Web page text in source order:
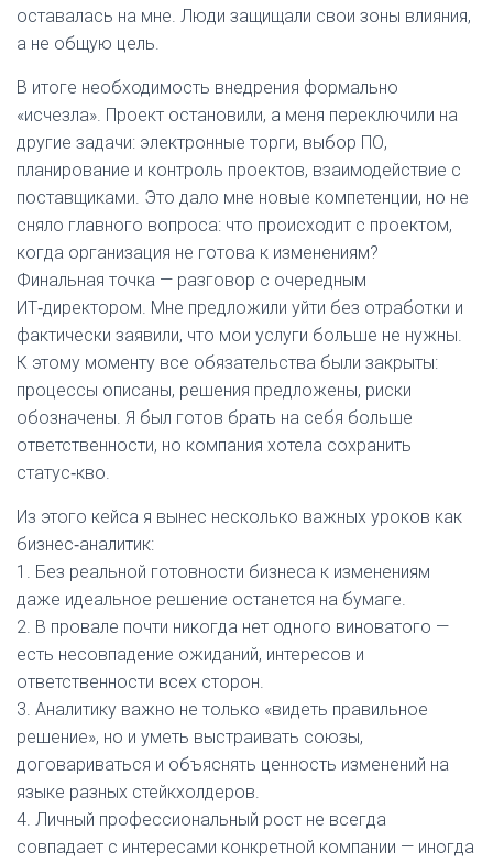
оставалась на мне. Люди защищали свои зоны влияния,
а не общую цель.
В итоге необходимость внедрения формально
«исчезла». Проект остановили, а меня переключили на
другие задачи: электронные торги, выбор ПО,
планирование и контроль проектов, взаимодействие с
поставщиками. Это дало мне новые компетенции, но не
сняло главного вопроса: что происходит с проектом,
когда организация не готова к изменениям?
Финальная точка — разговор с очередным
ИТ‑директором. Мне предложили уйти без отработки и
фактически заявили, что мои услуги больше не нужны.
К этому моменту все обязательства были закрыты:
процессы описаны, решения предложены, риски
обозначены. Я был готов брать на себя больше
ответственности, но компания хотела сохранить
статус‑кво.
Из этого кейса я вынес несколько важных уроков как
бизнес‑аналитик:
1. Без реальной готовности бизнеса к изменениям
даже идеальное решение останется на бумаге.
2. В провале почти никогда нет одного виноватого —
есть несовпадение ожиданий, интересов и
ответственности всех сторон.
3. Аналитику важно не только «видеть правильное
решение», но и уметь выстраивать союзы,
договариваться и объяснять ценность изменений на
языке разных стейкхолдеров.
4. Личный профессиональный рост не всегда
совпадает с интересами конкретной компании — иногда